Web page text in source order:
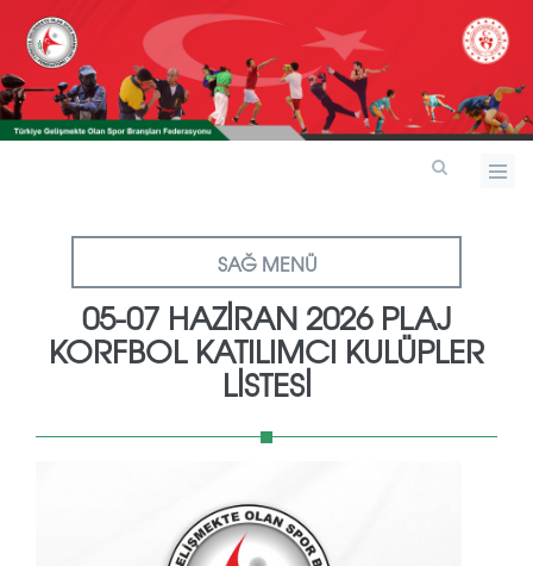
SAĞ MENÜ
05-07 HAZİRAN 2026 PLAJ
KORFBOL KATILIMCI KULÜPLER
LİSTESİ